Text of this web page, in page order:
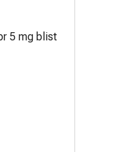
5 mg blist